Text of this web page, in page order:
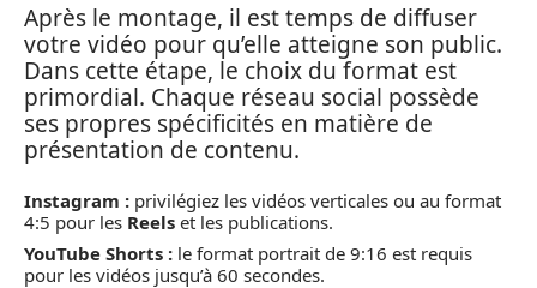
Après le montage, il est temps de diffuser
votre vidéo pour qu’elle atteigne son public.
Dans cette étape, le choix du format est
primordial. Chaque réseau social possède
ses propres spécificités en matière de
présentation de contenu.
Instagram : privilégiez les vidéos verticales ou au format
4:5 pour les Reels et les publications.
YouTube Shorts : le format portrait de 9:16 est requis
pour les vidéos jusqu’à 60 secondes.